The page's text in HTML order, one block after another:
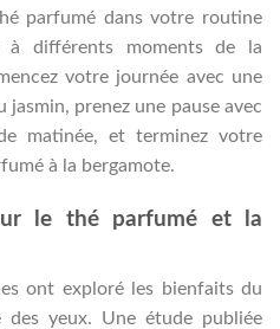
parfumé dans votre routine
différents moments de la
votre journée avec une
prenez une pause avec
matinée, et terminez votre
à la bergamote.
le thé parfumé et la
ont exploré les bienfaits du
yeux. Une étude publiée